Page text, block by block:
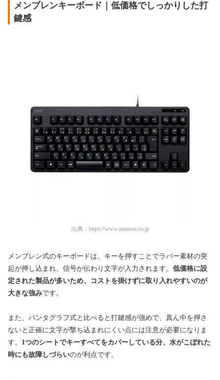
メンブレンキーボード｜低価格でしっかりした打
鍵感
出典： https://www.amazon.co.jp
メンブレン式のキーボードは、キーを押すことでラバー素材の突
起が押し込まれ、信号が伝わり文字が入力されます。 低価格に設
定された製品が多いため、コストを掛けずに取り入れやすいのが
大きな強みです。
また、パンタグラフ式と比べると打鍵感が強めで、真ん中を押さ
ないと正確に文字が撃ち込まれにくい点には注意が必要になりま
す。 1つのシートでキーすべてをカバーしている分、水がこぼれた
時にも故障しづらいのが利点です。